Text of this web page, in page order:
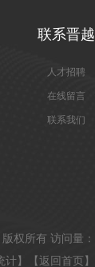
联系晋越
人才招聘
在线留言
联系我们
权所有 访问量：
计】【返回首页 】